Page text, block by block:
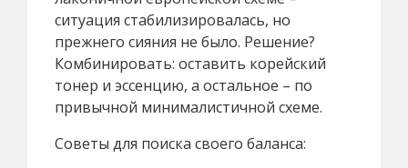
ситуация стабилизировалась, но
прежнего сияния не было. Решение?
Комбинировать: оставить корейский
тонер и эссенцию, а остальное – по
привычной минималистичной схеме.
Советы для поиска своего баланса: